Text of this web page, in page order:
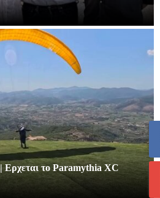
Ερχεται το Paramythia XC